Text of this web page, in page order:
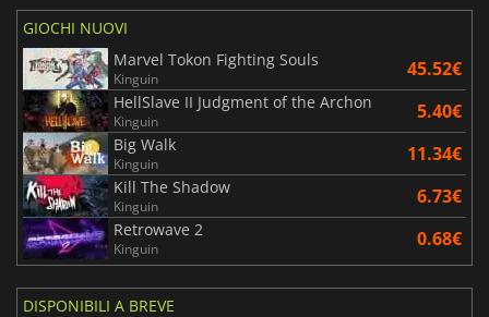
GIOCHI NUOVI
Marvel Tokon Fighting Souls
Kinguin 45.52€
HellSlave II Judgment of the Archon
Kinguin 5.40€
Big Walk
Kinguin 11.34€
Kill The Shadow
Kinguin 6.73€
Retrowave 2
Kinguin 0.68€
DISPONIBILI A BREVE